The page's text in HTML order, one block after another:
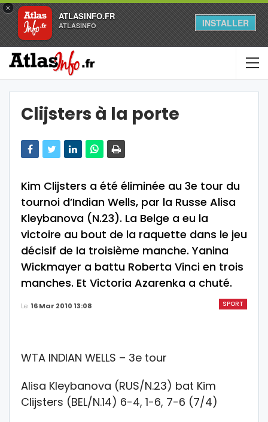
×
ATLASINFO.FR
ATLASINFO INSTALLER
Clijsters à la porte
Kim Clijsters a été éliminée au 3e tour du
tournoi d’Indian Wells, par la Russe Alisa
Kleybanova (N.23). La Belge a eu la
victoire au bout de la raquette dans le jeu
décisif de la troisième manche. Yanina
Wickmayer a battu Roberta Vinci en trois
manches. Et Victoria Azarenka a chuté.
SPORT
Le 16 Mar 2010 13:08
WTA INDIAN WELLS – 3e tour
Alisa Kleybanova (RUS/N.23) bat Kim
Clijsters (BEL/N.14) 6-4, 1-6, 7-6 (7/4)